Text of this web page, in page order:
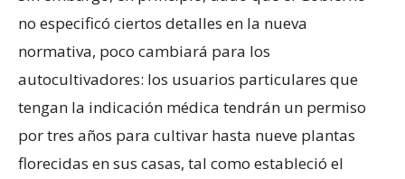
no especificó ciertos detalles en la nueva
normativa, poco cambiará para los
autocultivadores: los usuarios particulares que
tengan la indicación médica tendrán un permiso
por tres años para cultivar hasta nueve plantas
florecidas en sus casas, tal como estableció el